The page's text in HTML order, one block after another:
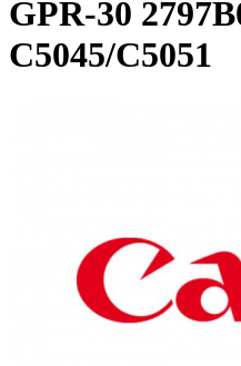
GPR-30
C5045/C5051